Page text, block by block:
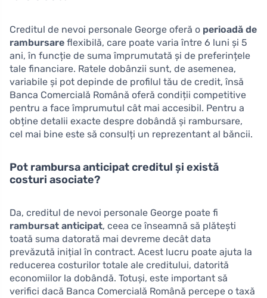
Creditul de nevoi personale George oferă o perioadă de
rambursare flexibilă, care poate varia între 6 luni și 5
ani, în funcție de suma împrumutată și de preferințele
tale financiare. Ratele dobânzii sunt, de asemenea,
variabile și pot depinde de profilul tău de credit, însă
Banca Comercială Română oferă condiții competitive
pentru a face împrumutul cât mai accesibil. Pentru a
obține detalii exacte despre dobândă și rambursare,
cel mai bine este să consulți un reprezentant al băncii.
Pot rambursa anticipat creditul și există
costuri asociate?
Da, creditul de nevoi personale George poate fi
rambursat anticipat, ceea ce înseamnă să plătești
toată suma datorată mai devreme decât data
prevăzută inițial în contract. Acest lucru poate ajuta la
reducerea costurilor totale ale creditului, datorită
economiilor la dobândă. Totuși, este important să
verifici dacă Banca Comercială Română percepe o taxă